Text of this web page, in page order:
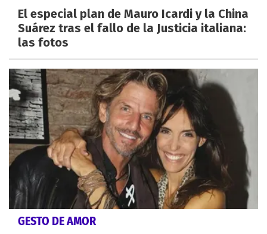
El especial plan de Mauro Icardi y la China
Suárez tras el fallo de la Justicia italiana:
las fotos
GESTO DE AMOR